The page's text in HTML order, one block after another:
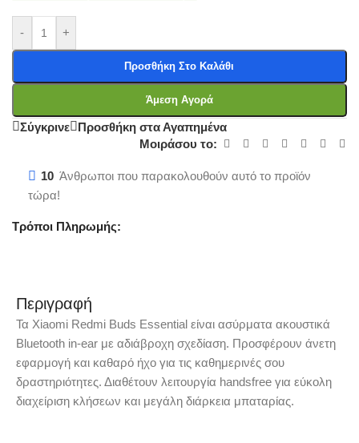
- +
Προσθήκη Στο Καλάθι
Άμεση Αγορά
Σύγκρινε
Προσθήκη στα Αγαπημένα
Μοιράσου το:
10 Άνθρωποι που παρακολουθούν αυτό το προϊόν
τώρα!
Τρόποι Πληρωμής:
Περιγραφή
Τα Xiaomi Redmi Buds Essential είναι ασύρματα ακουστικά
Bluetooth in-ear με αδιάβροχη σχεδίαση. Προσφέρουν άνετη
εφαρμογή και καθαρό ήχο για τις καθημερινές σου
δραστηριότητες. Διαθέτουν λειτουργία handsfree για εύκολη
διαχείριση κλήσεων και μεγάλη διάρκεια μπαταρίας.